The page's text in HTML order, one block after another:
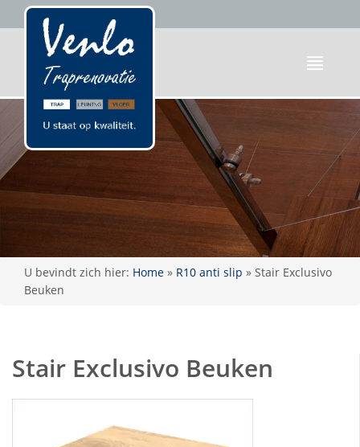
U bevindt zich hier: Home » R10 anti slip » Stair Exclusivo
Beuken
Stair Exclusivo Beuken